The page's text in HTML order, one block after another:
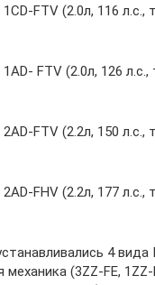
FTV (2.0л, 116 л.с.,
FTV (2.0л, 126 л.с.,
FTV (2.2л, 150 л.с.,
FHV (2.2л, 177 л.с.,
4
механика (3ZZ-FE, 1ZZ-